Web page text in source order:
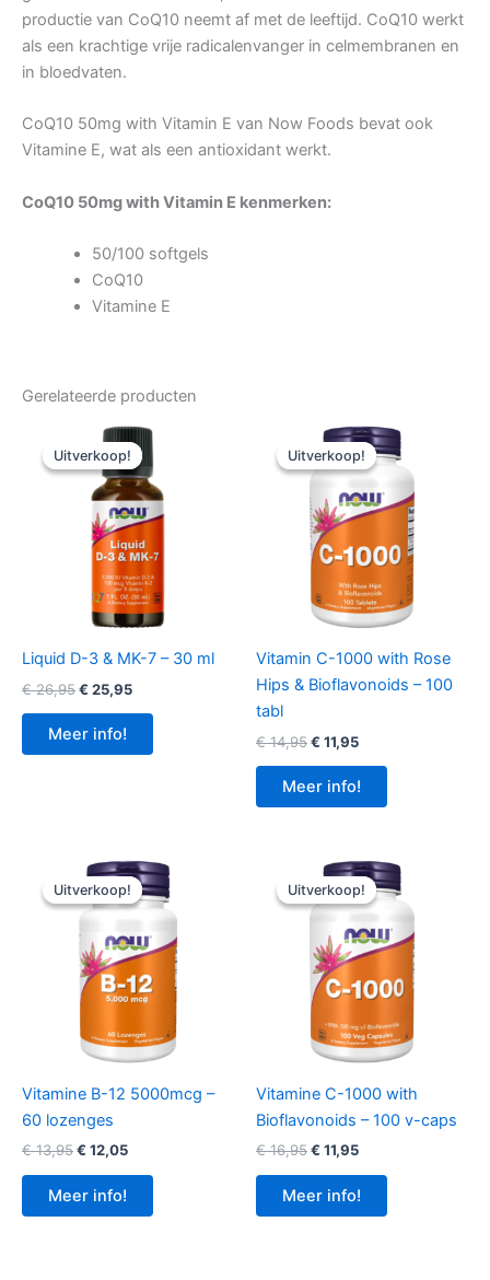
productie van CoQ10 neemt af met de leeftijd. CoQ10 werkt
als een krachtige vrije radicalenvanger in celmembranen en
in bloedvaten.
CoQ10 50mg with Vitamin E van Now Foods bevat ook
Vitamine E, wat als een antioxidant werkt.
CoQ10 50mg with Vitamin E kenmerken:
50/100 softgels
CoQ10
Vitamine E
Gerelateerde producten
Uitverkoop!
Uitverkoop!
Liquid D-3 & MK-7 – 30 ml
€26,95Oorspronkelijke
was:
€ 26,95.
€ 25,95Huidige
Meer info!
Uitverkoop!
Uitverkoop!
Vitamin C-1000 with Rose
Hips & Bioflavonoids – 100
tabl
€14,95Oorspronkelijke
was:
€ 14,95.
€ 11,95Huidige
is:
€ 11,95.
Meer info!
Uitverkoop!
Uitverkoop!
Vitamine B-12 5000mcg –
60 lozenges
€13,95Oorspronkelijke
was:
€ 13,95.
€ 12,05Huidige
Meer info!
Uitverkoop!
Uitverkoop!
Vitamine C-1000 with
Bioflavonoids – 100 v-caps
€16,95Oorspronkelijke
was:
€ 16,95.
€ 11,95Huidige
is:
€ 11,95.
Meer info!